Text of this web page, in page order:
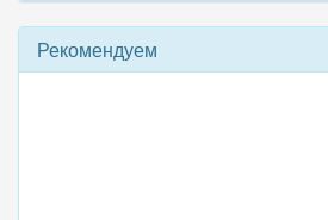
Рекомендуем